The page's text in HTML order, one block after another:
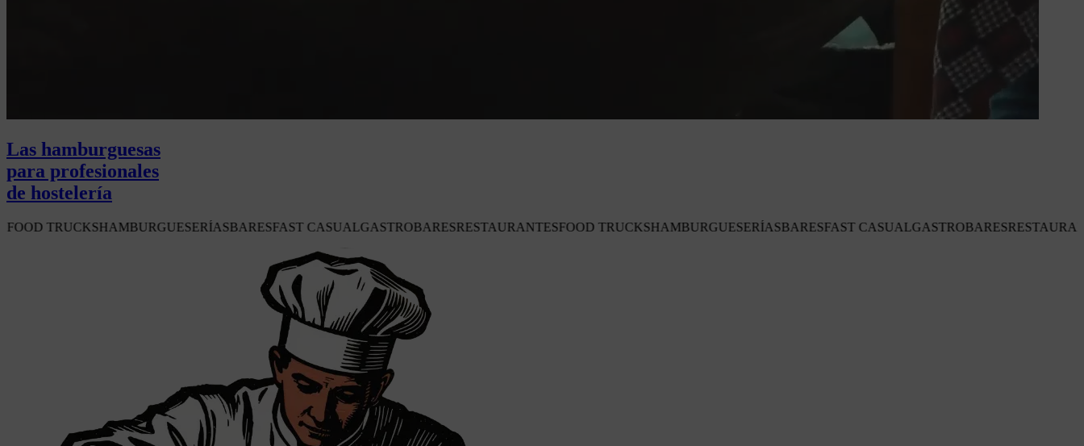
Las hamburguesas
para profesionales
de hostelería
BARESFAST CASUALGASTROBARESRESTAURANTESFOOD TRUCKSHAMBURGUESERÍASBARESFAST CASUALGASTROBARESRESTAURANTESFOOD